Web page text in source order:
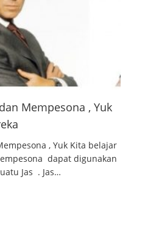
Mempesona , Yuk
, Yuk Kita belajar
dapat digunakan
Jas . Jas…